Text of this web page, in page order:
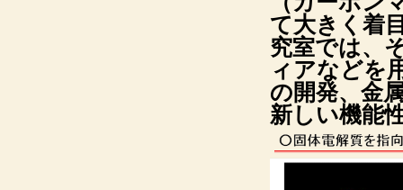
て大きく着
究室では、
ィアなどを
の開発、金
新しい機能